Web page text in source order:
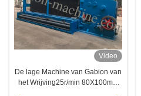
Video
De lage Machine van Gabion van
het Wrijving25r/min 80X100mm